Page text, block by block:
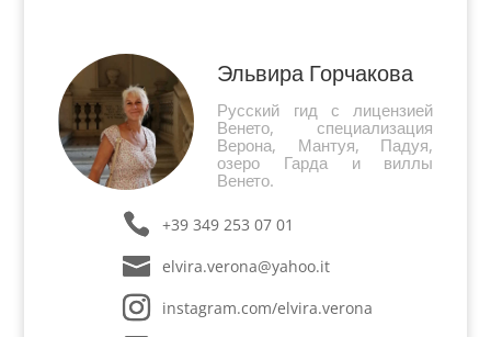
Эльвира Горчакова
Русский гид с лицензией
Венето, специализация
Верона, Мантуя, Падуя,
озеро Гарда и виллы
Венето.
+39 349 253 07 01
elvira.verona@yahoo.it
instagram.com/elvira.verona